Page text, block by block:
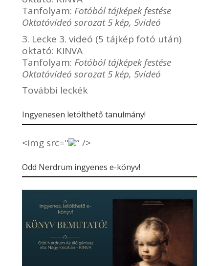
Tanfolyam: Fotóból tájképek festése
Oktatóvideó sorozat 5 kép, 5videó
3. Lecke 3. videó (5 tájkép fotó után)
oktató: KINVA
Tanfolyam: Fotóból tájképek festése
Oktatóvideó sorozat 5 kép, 5videó
További leckék
Ingyenesen letölthető tanulmány!
<img src=" ” />
Odd Nerdrum ingyenes e-könyv!